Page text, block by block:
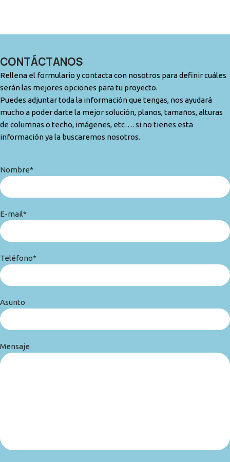
CONTÁCTANOS
Rellena el formulario y contacta con nosotros para definir cuáles
serán las mejores opciones para tu proyecto.
Puedes adjuntar toda la información que tengas, nos ayudará
mucho a poder darte la mejor solución, planos, tamaños, alturas
de columnas o techo, imágenes, etc…. si no tienes esta
información ya la buscaremos nosotros.
Nombre*
E-mail*
Teléfono*
Asunto
Mensaje